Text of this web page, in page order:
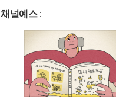
채널예스